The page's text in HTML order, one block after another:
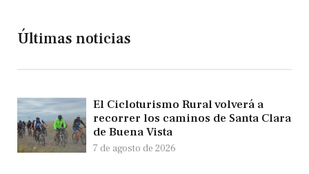
Últimas noticias
El Cicloturismo Rural volverá a
recorrer los caminos de Santa Clara
de Buena Vista
7 de agosto de 2026